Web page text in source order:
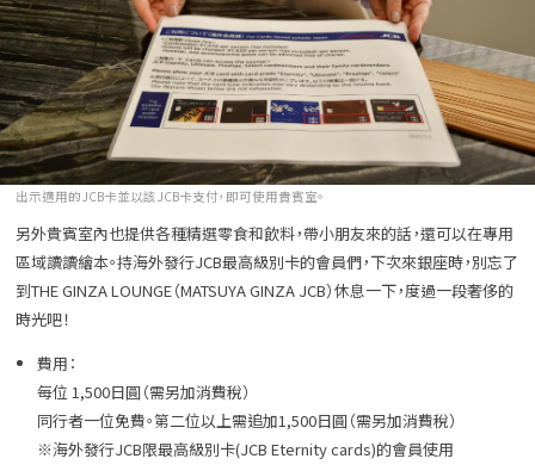
出示適用的JCB卡並以該JCB卡支付，即可使用貴賓室。
另外貴賓室內也提供各種精選零食和飲料，帶小朋友來的話，還可以在專用
區域讀讀繪本。持海外發行JCB最高級別卡的會員們，下次來銀座時，別忘了
到THE GINZA LOUNGE（MATSUYA GINZA JCB）休息一下，度過一段奢侈的
時光吧！
費用：
每位 1,500日圓（需另加消費稅）
同行者一位免費。第二位以上需追加1,500日圓（需另加消費稅）
※海外發行JCB限最高級別卡(JCB Eternity cards)的會員使用